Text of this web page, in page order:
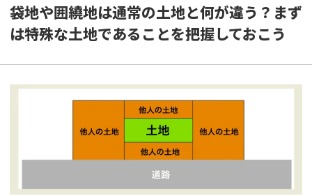
袋地や囲繞地は通常の土地と何が違う？まず
は特殊な土地であることを把握しておこう